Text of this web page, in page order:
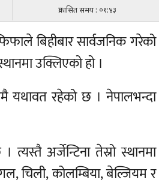
प्रकासित समय : ०१:४३
बिहीबार सार्वजनिक गरेको
उक्लिएको हो ।
यथावत रहेको छ । नेपालभन्दा
त्यस्तै अर्जेन्टिना तेस्रो स्थानमा
चिली, कोलम्बिया, बेल्जियम र